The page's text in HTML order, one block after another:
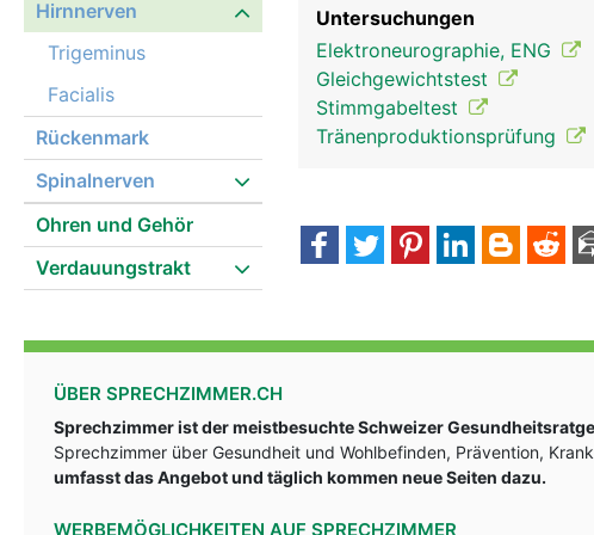
Hirnnerven
Trigeminus
Facialis
Rückenmark
Spinalnerven
Ohren und Gehör
Verdauungstrakt
Hirnnerven Frau
Untersuchungen
Elektroneurographie, ENG
Gleichgewichtstest
Stimmgabeltest
Tränenproduktionsprüfung
ÜBER SPRECHZIMMER.CH
Sprechzimmer ist der meistbesuchte Schweizer
Sprechzimmer über Gesundheit und Wohlbefinden, Prävention,
umfasst das Angebot und täglich kommen neue Seiten dazu.
WERBEMÖGLICHKEITEN AUF SPRECHZIMMER